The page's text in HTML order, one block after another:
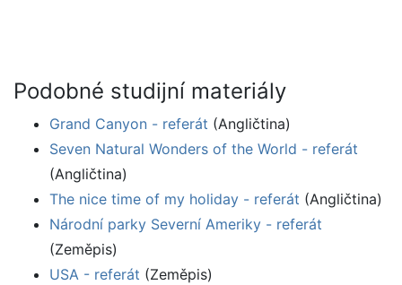
Podobné studijní materiály
Grand Canyon - referát (Angličtina)
Seven Natural Wonders of the World - referát
(Angličtina)
The nice time of my holiday - referát (Angličtina)
Národní parky Severní Ameriky - referát
(Zeměpis)
USA - referát (Zeměpis)